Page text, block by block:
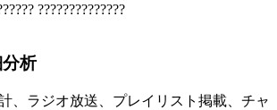
??????????????
析
、ラジオ放送、プレイリスト掲載、チャ